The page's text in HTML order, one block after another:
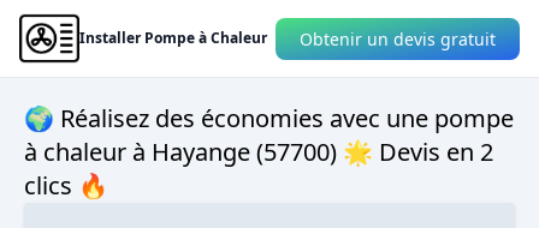
Installer Pompe à Chaleur Obtenir un devis gratuit
🌍 Réalisez des économies avec une pompe
à chaleur à Hayange (57700) 🌟 Devis en 2
clics 🔥